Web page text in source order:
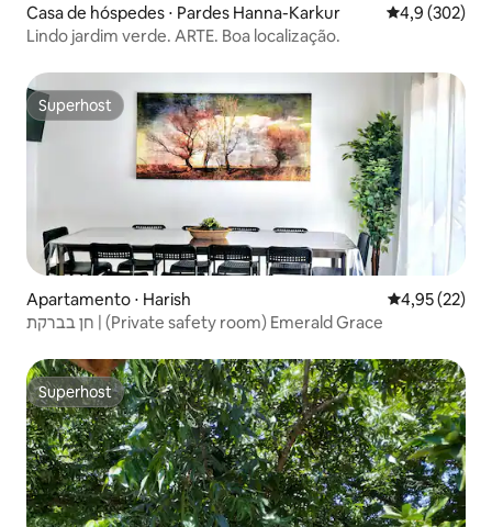
Casa de hóspedes ⋅ Pardes Hanna-Karkur 4,9 de uma
4,9 (302)
Lindo jardim verde. ARTE. Boa localização.
Superhost
Superhost
Apartamento ⋅ Harish 4,95 de uma
4,95 (22)
חן בברקת | (Private safety room) Emerald Grace
Superhost
Superhost